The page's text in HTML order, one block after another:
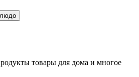
товары для дома и многое